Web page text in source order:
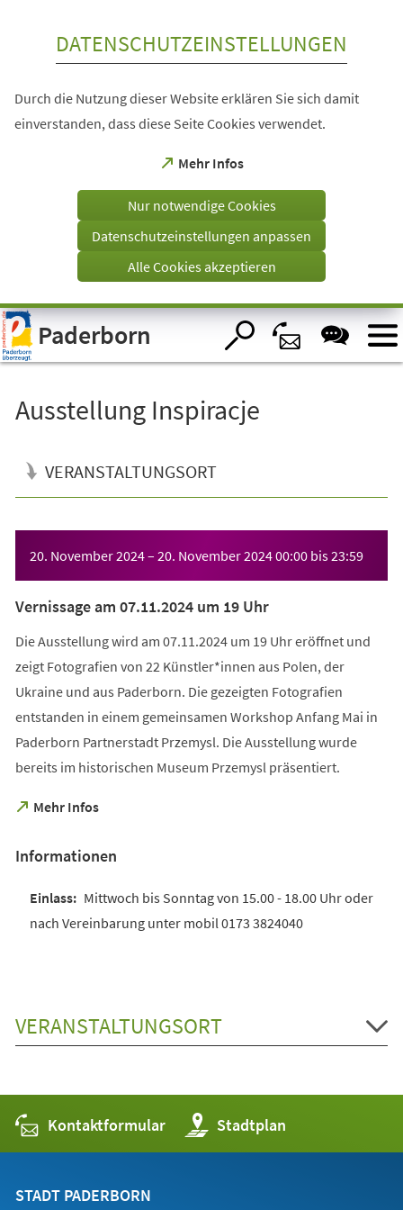
Visuelle
Assistenzsoftware
öffnen.
DATENSCHUTZEINSTELLUNGEN
Durch die Nutzung dieser Website erklären Sie sich damit
einverstanden, dass diese Seite Cookies verwendet.
Mehr Infos
(Öffnet
einem
Tab)
Nur notwendige Cookies
Datenschutzeinstellungen anpassen
Alle Cookies akzeptieren
Paderborn
Ausstellung Inspiracje
VERANSTALTUNGSORT
20. November 2024– 20. November 202400:00 bis23:59
Vernissage am 07.11.2024 um 19 Uhr
Die Ausstellung wird am 07.11.2024 um 19 Uhr eröffnet und
zeigt Fotografien von 22 Künstler*innen aus Polen, der
Ukraine und aus Paderborn. Die gezeigten Fotografien
entstanden in einem gemeinsamen Workshop Anfang Mai in
Paderborn Partnerstadt Przemysl. Die Ausstellung wurde
bereits im historischen Museum Przemysl präsentiert.
Mehr Infos
(Öffnet
neuen
Informationen
Mittwoch bis Sonntag von 15.00 - 18.00 Uhr oder
nach Vereinbarung unter mobil 0173 3824040
VERANSTALTUNGSORT
Kontaktformular Stadtplan
(Öffnet
in
einem
STADT PADERBORN